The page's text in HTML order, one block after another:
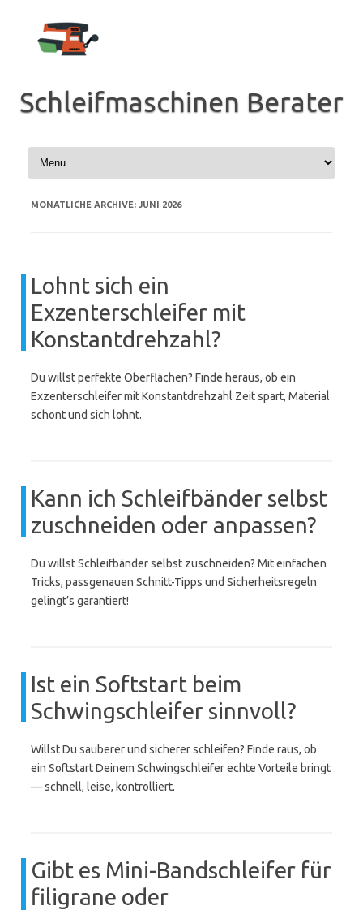
springen
Schleifmaschinen Berater
MONATLICHE ARCHIVE: JUNI 2026
Lohnt sich ein
Exzenterschleifer mit
Konstantdrehzahl?
Du willst perfekte Oberflächen? Finde heraus, ob ein
Exzenterschleifer mit Konstantdrehzahl Zeit spart, Material
schont und sich lohnt.
Kann ich Schleifbänder selbst
zuschneiden oder anpassen?
Du willst Schleifbänder selbst zuschneiden? Mit einfachen
Tricks, passgenauen Schnitt-Tipps und Sicherheitsregeln
gelingt’s garantiert!
Ist ein Softstart beim
Schwingschleifer sinnvoll?
Willst Du sauberer und sicherer schleifen? Finde raus, ob
ein Softstart Deinem Schwingschleifer echte Vorteile bringt
— schnell, leise, kontrolliert.
Gibt es Mini-Bandschleifer für
filigrane oder